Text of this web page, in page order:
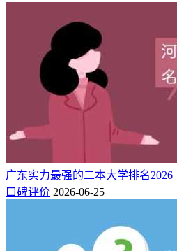
广东实力最强的二本大学排名2026
口碑评价 2026-06-25